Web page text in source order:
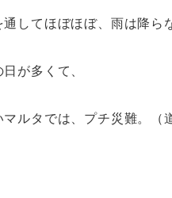
してほぼほぼ、雨は降ら
が多くて、
ルタでは、プチ災難。